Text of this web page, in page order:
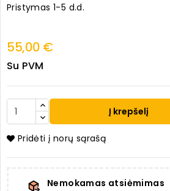
Pristymas 1-5 d.d.
55,00 €
Su PVM
Į krepšelį
Pridėti į norų sąrašą
Nemokamas atsiėmimas